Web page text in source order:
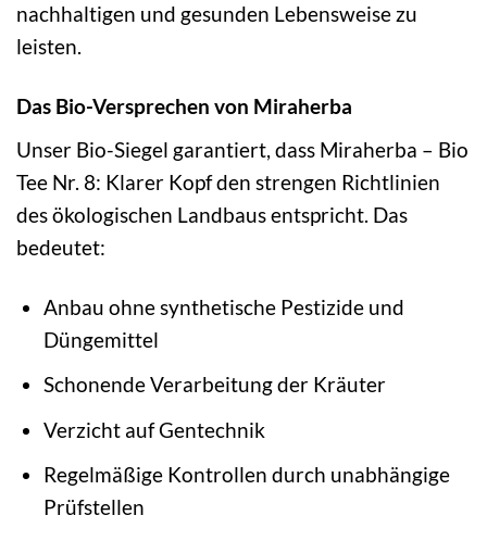
nachhaltigen und gesunden Lebensweise zu
leisten.
Das Bio-Versprechen von Miraherba
Unser Bio-Siegel garantiert, dass Miraherba – Bio
Tee Nr. 8: Klarer Kopf den strengen Richtlinien
des ökologischen Landbaus entspricht. Das
bedeutet:
Anbau ohne synthetische Pestizide und
Düngemittel
Schonende Verarbeitung der Kräuter
Verzicht auf Gentechnik
Regelmäßige Kontrollen durch unabhängige
Prüfstellen